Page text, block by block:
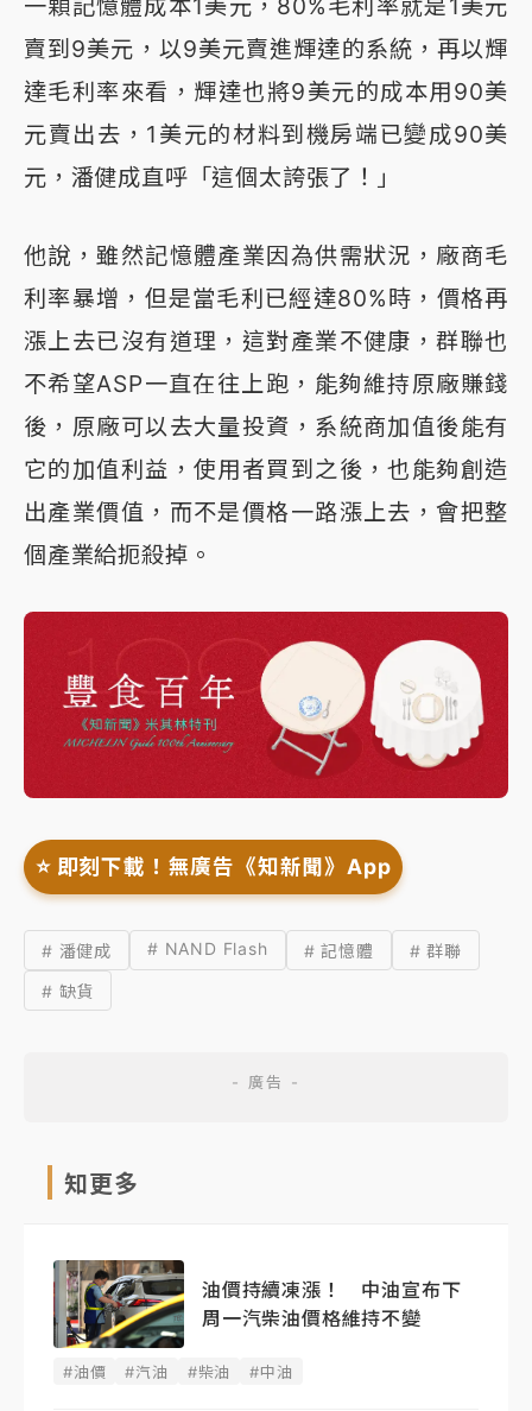
一顆記憶體成本1美元，80%毛利率就是1美元
賣到9美元，以9美元賣進輝達的系統，再以輝
達毛利率來看，輝達也將9美元的成本用90美
元賣出去，1美元的材料到機房端已變成90美
元，潘健成直呼「這個太誇張了！」
他說，雖然記憶體產業因為供需狀況，廠商毛
利率暴增，但是當毛利已經達80%時，價格再
漲上去已沒有道理，這對產業不健康，群聯也
不希望ASP一直在往上跑，能夠維持原廠賺錢
後，原廠可以去大量投資，系統商加值後能有
它的加值利益，使用者買到之後，也能夠創造
出產業價值，而不是價格一路漲上去，會把整
個產業給扼殺掉。
⭐️ 即刻下載！無廣告《知新聞》App
# 潘健成 # NAND Flash # 記憶體
# 群聯
# 缺貨
知更多
油價持續凍漲！ 中油宣布下
周一汽柴油價格維持不變
#油價 #汽油 #柴油 #中油